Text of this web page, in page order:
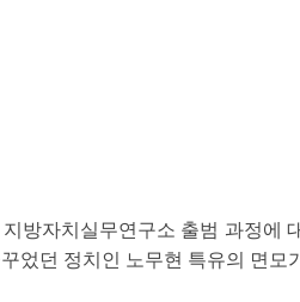
방자치실무연구소 출범 과정에
었던 정치인 노무현 특유의 면